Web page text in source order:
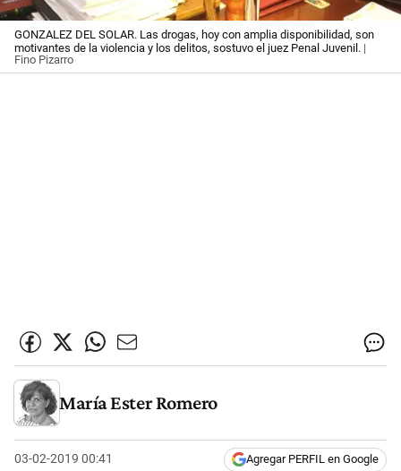
GONZALEZ DEL SOLAR. Las drogas, hoy con amplia disponibilidad, son
motivantes de la violencia y los delitos, sostuvo el juez Penal Juvenil. |
Fino Pizarro
María Ester Romero
03-02-2019 00:41 Agregar PERFIL en Google